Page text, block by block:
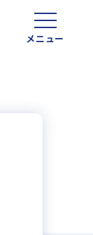
メニュー